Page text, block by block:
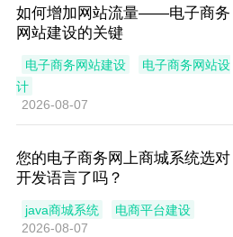
如何增加网站流量——电子商务
网站建设的关键
电子商务网站建设
电子商务网站设
计
2026-08-07
您的电子商务网上商城系统选对
开发语言了吗？
java商城系统
电商平台建设
2026-08-07